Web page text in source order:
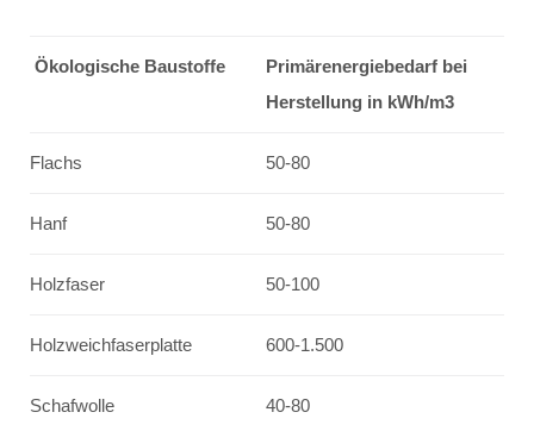
Ökologische Baustoffe
Primärenergiebedarf bei
Herstellung in kWh/m3
Flachs 50-80
Hanf 50-80
Holzfaser 50-100
Holzweichfaserplatte 600-1.500
Schafwolle 40-80